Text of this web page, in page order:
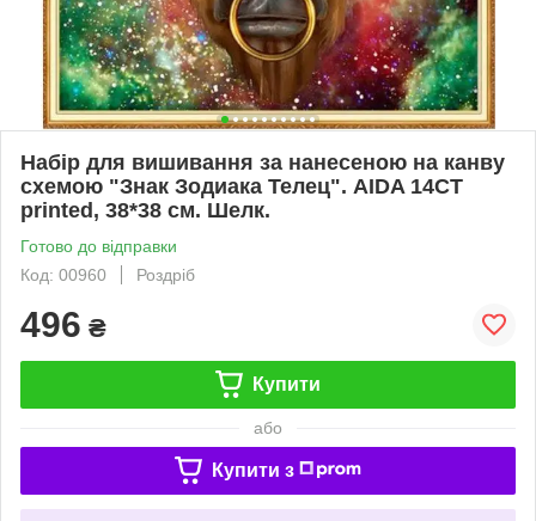
Набір для вишивання за нанесеною на канву
схемою "Знак Зодиака Телец". AIDA 14CT
printed, 38*38 см. Шелк.
Готово до відправки
Код: 00960
Роздріб
496 ₴
Купити
або
Купити з